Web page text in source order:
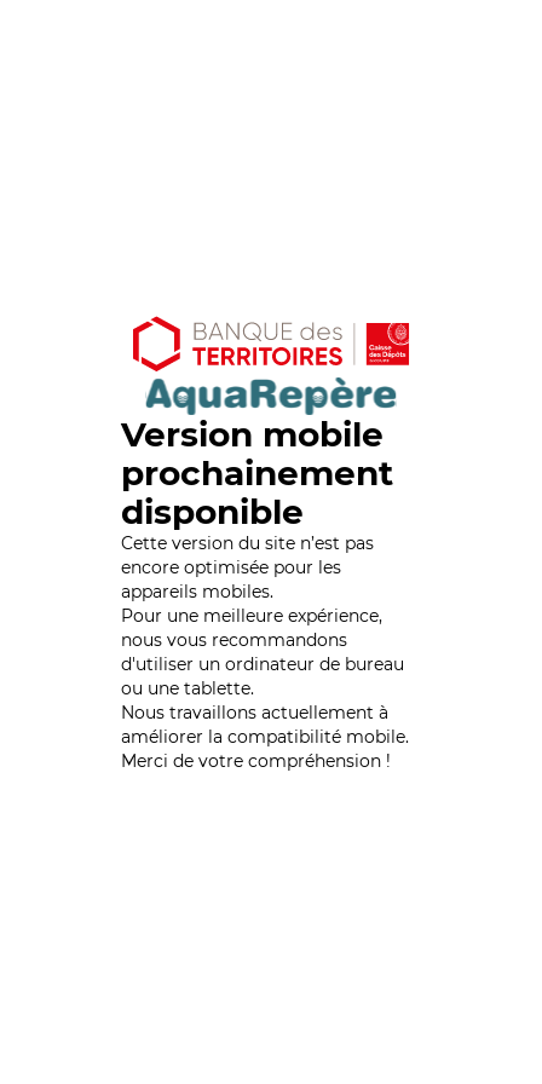
Version mobile
prochainement
disponible
Cette version du site n’est pas
encore optimisée pour les
appareils mobiles.
Pour une meilleure expérience,
nous vous recommandons
d'utiliser un ordinateur de bureau
ou une tablette.
Nous travaillons actuellement à
améliorer la compatibilité mobile.
Merci de votre compréhension !